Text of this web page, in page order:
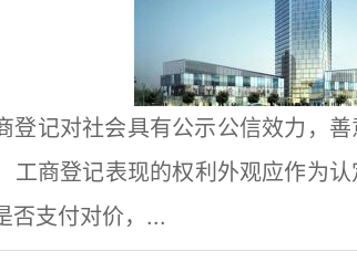
登记对社会具有公示公信效力，
工商登记表现的权利外观应作为
否支付对价，...